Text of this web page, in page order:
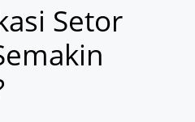
Setor